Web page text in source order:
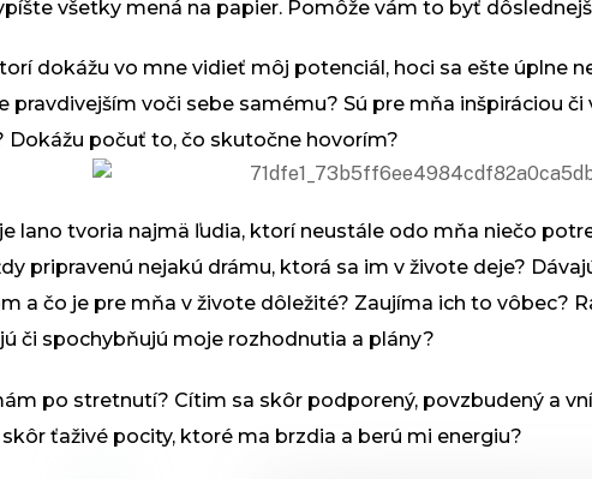
všetky mená na papier. Pomôže vám to byť
dokážu vo mne vidieť môj potenciál, hoci sa ešte úplne
pravdivejším voči sebe samému? Sú pre mňa inšpiráciou
Dokážu počuť to, čo skutočne hovorím?
lano tvoria najmä ľudia, ktorí neustále odo mňa niečo
pripravenú nejakú drámu, ktorá sa im v živote deje?
a čo je pre mňa v živote dôležité? Zaujíma ich to vôbec?
či spochybňujú moje rozhodnutia a plány?
po stretnutí? Cítim sa skôr podporený, povzbudený a
ťaživé pocity, ktoré ma brzdia a berú mi energiu?